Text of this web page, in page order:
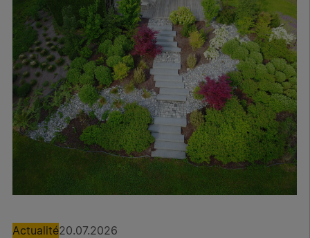
Actualité20.07.2026